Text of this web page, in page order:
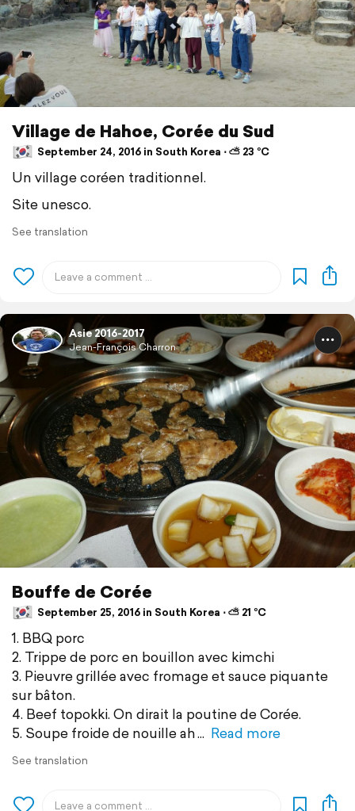
Village de Hahoe, Corée du Sud
September 24, 2016 in South Korea ⋅ ⛅ 23 °C
Un village coréen traditionnel.
Site unesco.
See translation
Asie 2016-2017
Jean-François Charron
Bouffe de Corée
September 25, 2016 in South Korea ⋅ ⛅ 21 °C
1. BBQ porc
2. Trippe de porc en bouillon avec kimchi
3. Pieuvre grillée avec fromage et sauce piquante
sur bâton.
4. Beef topokki. On dirait la poutine de Corée.
5. Soupe froide de nouille ah
Read more
See translation